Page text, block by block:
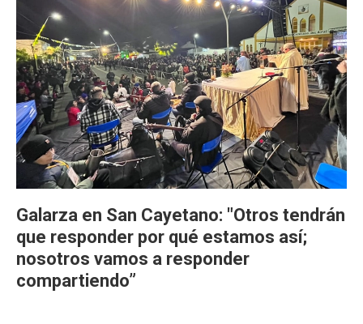
Galarza en San Cayetano: "Otros tendrán
que responder por qué estamos así;
nosotros vamos a responder
compartiendo”